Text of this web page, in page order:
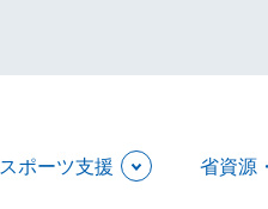
ポーツ支援 省資源